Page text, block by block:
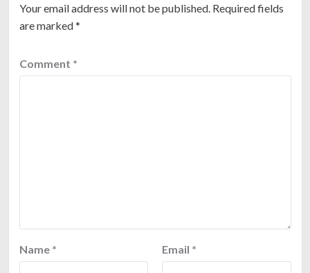
Your email address will not be published. Required fields
are marked*
Comment *
Name * Email *